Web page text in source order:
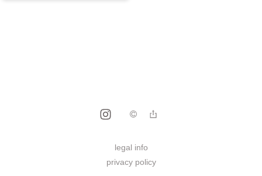
legal info
privacy policy